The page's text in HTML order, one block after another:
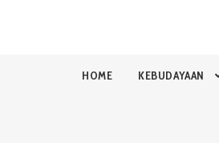
HOME KEBUDAYAAN